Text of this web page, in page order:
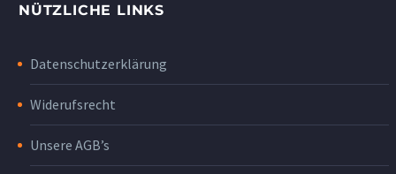
NÜTZLICHE LINKS
Datenschutzerklärung
Widerufsrecht
Unsere AGB’s